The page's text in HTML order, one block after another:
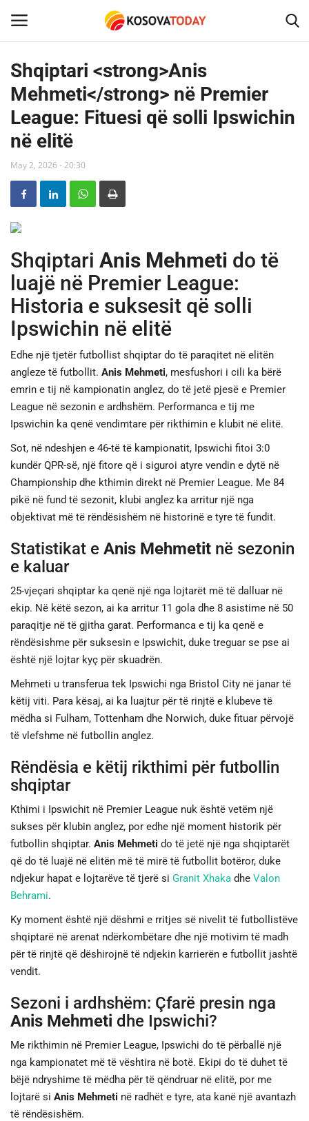
Home
KOSOVA
SHQIPERIA
MAQEDONIA
SHOWBIZ
BOTA
TECH
JETA
SPORTI
SHENDETI
Shqiptari <strong>Anis
Mehmeti</strong> në Premier
League: Fituesi që solli Ipswichin
në elitë
May 2, 2026 - 20:30
Shqiptari Anis Mehmeti do të
luajë në Premier League:
Historia e suksesit që solli
Ipswichin në elitë
Edhe një tjetër futbollist shqiptar do të paraqitet në elitën
angleze të futbollit. Anis Mehmeti, mesfushori i cili ka bërë
emrin e tij në kampionatin anglez, do të jetë pjesë e Premier
League në sezonin e ardhshëm. Performanca e tij me
Ipswichin ka qenë vendimtare për rikthimin e klubit në elitë.
Sot, në ndeshjen e 46-të të kampionatit, Ipswichi fitoi 3:0
kundër QPR-së, një fitore që i siguroi atyre vendin e dytë në
Championship dhe kthimin direkt në Premier League. Me 84
pikë në fund të sezonit, klubi anglez ka arritur një nga
objektivat më të rëndësishëm në historinë e tyre të fundit.
Statistikat e Anis Mehmetit në sezonin
e kaluar
25-vjeçari shqiptar ka qenë një nga lojtarët më të dalluar në
ekip. Në këtë sezon, ai ka arritur 11 gola dhe 8 asistime në 50
paraqitje në të gjitha garat. Performanca e tij ka qenë e
rëndësishme për suksesin e Ipswichit, duke treguar se pse ai
është një lojtar kyç për skuadrën.
Mehmeti u transferua tek Ipswichi nga Bristol City në janar të
këtij viti. Para kësaj, ai ka luajtur për të rinjtë e klubeve të
mëdha si Fulham, Tottenham dhe Norwich, duke fituar përvojë
të vlefshme në futbollin anglez.
Rëndësia e këtij rikthimi për futbollin
shqiptar
Kthimi i Ipswichit në Premier League nuk është vetëm një
sukses për klubin anglez, por edhe një moment historik për
futbollin shqiptar. Anis Mehmeti do të jetë një nga shqiptarët
që do të luajë në elitën më të mirë të futbollit botëror, duke
ndjekur hapat e lojtarëve të tjerë si Granit Xhaka dhe Valon
Behrami.
Ky moment është një dëshmi e rritjes së nivelit të futbollistëve
shqiptarë në arenat ndërkombëtare dhe një motivim të madh
për të rinjtë që dëshirojnë të ndjekin karrierën e futbollit jashtë
vendit.
Sezoni i ardhshëm: Çfarë presin nga
Anis Mehmeti dhe Ipswichi?
Me rikthimin në Premier League, Ipswichi do të përballë një
nga kampionatet më të vështira në botë. Ekipi do të duhet të
bëjë ndryshime të mëdha për të qëndruar në elitë, por me
lojtarë si Anis Mehmeti në radhët e tyre, ata kanë një avantazh
të rëndësishëm.